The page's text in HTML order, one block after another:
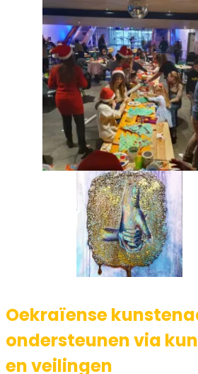
Oekraïense
ondersteunen via
en veilingen